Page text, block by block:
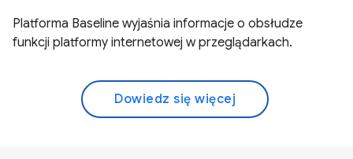
Platforma Baseline wyjaśnia informacje o obsłudze
funkcji platformy internetowej w przeglądarkach.
Dowiedz się więcej